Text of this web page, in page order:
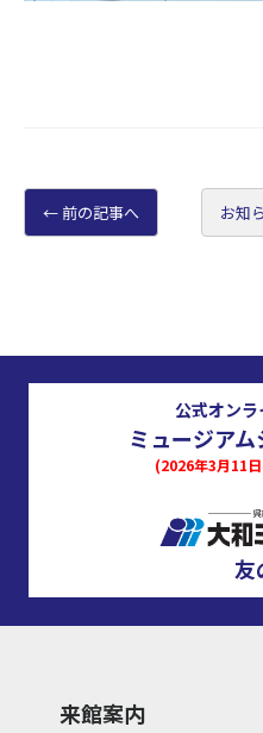
前の記事へ お知
公式オン
ミュージア
(2026年3月11
友
来館案内